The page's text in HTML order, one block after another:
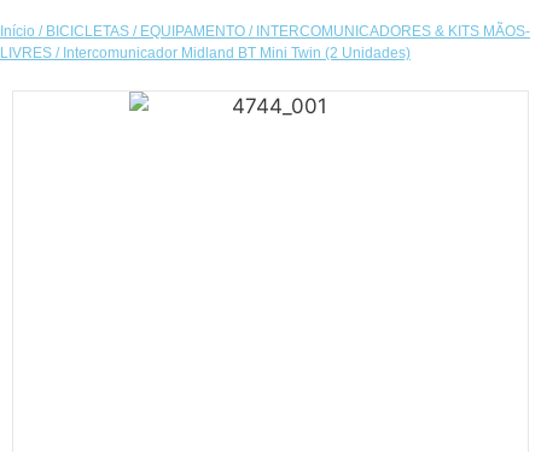
Início / BICICLETAS / EQUIPAMENTO / INTERCOMUNICADORES & KITS MÃOS-
LIVRES / Intercomunicador Midland BT Mini Twin (2 Unidades)